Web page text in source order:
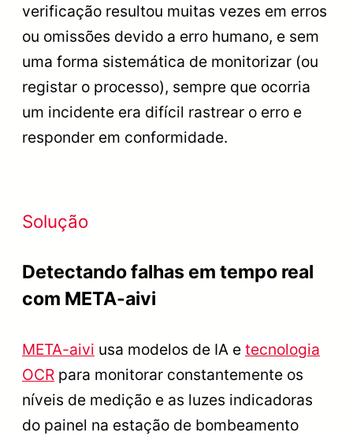
verificação resultou muitas vezes em erros
ou omissões devido a erro humano, e sem
uma forma sistemática de monitorizar (ou
registar o processo), sempre que ocorria
um incidente era difícil rastrear o erro e
responder em conformidade.
Solução
Detectando falhas em tempo real
com META-aivi
META-aivi usa modelos de IA e tecnologia
OCR para monitorar constantemente os
níveis de medição e as luzes indicadoras
do painel na estação de bombeamento